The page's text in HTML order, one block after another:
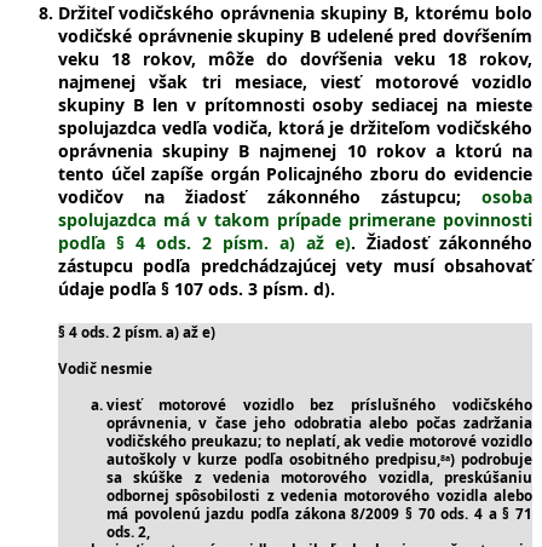
Držiteľ vodičského oprávnenia skupiny B, ktorému bolo
vodičské oprávnenie skupiny B udelené pred dovŕšením
veku 18 rokov, môže do dovŕšenia veku 18 rokov,
najmenej však tri mesiace, viesť motorové vozidlo
skupiny B len v prítomnosti osoby sediacej na mieste
spolujazdca vedľa vodiča, ktorá je držiteľom vodičského
oprávnenia skupiny B najmenej 10 rokov a ktorú na
tento účel zapíše orgán Policajného zboru do evidencie
vodičov na žiadosť zákonného zástupcu; osoba
spolujazdca má v takom prípade primerane povinnosti
podľa § 4 ods. 2 písm. a) až e). Žiadosť zákonného
zástupcu podľa predchádzajúcej vety musí obsahovať
údaje podľa § 107 ods. 3 písm. d).
§ 4 ods. 2 písm. a) až e)
Vodič nesmie
viesť motorové vozidlo bez príslušného vodičského
oprávnenia, v čase jeho odobratia alebo počas zadržania
vodičského preukazu; to neplatí, ak vedie motorové vozidlo
autoškoly v kurze podľa osobitného predpisu,8a) podrobuje
sa skúške z vedenia motorového vozidla, preskúšaniu
odbornej spôsobilosti z vedenia motorového vozidla alebo
má povolenú jazdu podľa zákona 8/2009 § 70 ods. 4 a § 71
ods. 2,